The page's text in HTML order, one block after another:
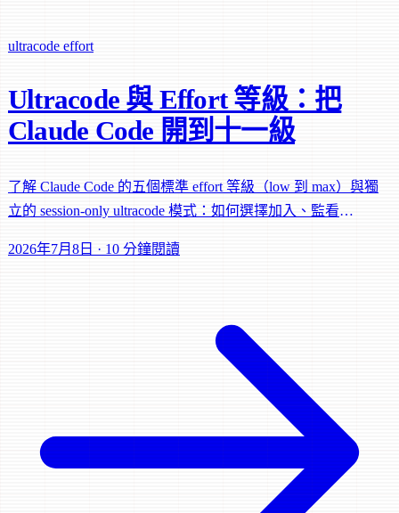
ultracode effort
Ultracode 與 Effort 等級：把
Claude Code 開到十一級
了解 Claude Code 的五個標準 effort 等級（low 到 max）與獨
立的 session-only ultracode 模式：如何選擇加入、監看
2026年7月8日 · 10 分鐘閱讀